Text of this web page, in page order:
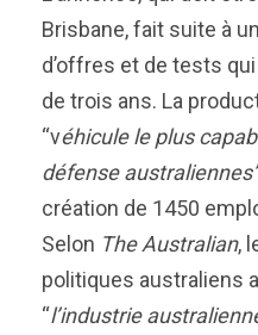
Brisbane, fait suite à
d’offres et de tests
de trois ans. La
“véhicule le plus
défense australiennes”
création de 1450
Selon The Australian,
politiques australiens
“l’industrie